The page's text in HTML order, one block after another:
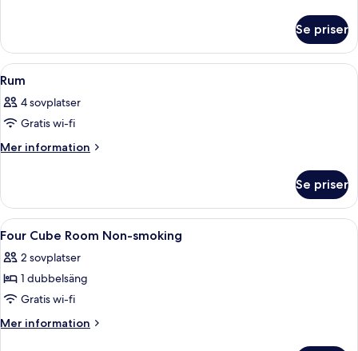
Bed
For
3
Guests
Non-
smoking
Double
Sofa
For
3
Non-
Se priser
Öppna
alla
foton
för
Rum
En matplats med ett långt bord
1
Rum
4 sovplatser
Gratis wi-fi
Mer information
Mer
Se priser
Öppna
alla
foton
för
Four
Cube
Ett modernt hotellrum med en
1
Four Cube Room Non-smoking
2 sovplatser
1 dubbelsäng
Gratis wi-fi
Mer information
Mer